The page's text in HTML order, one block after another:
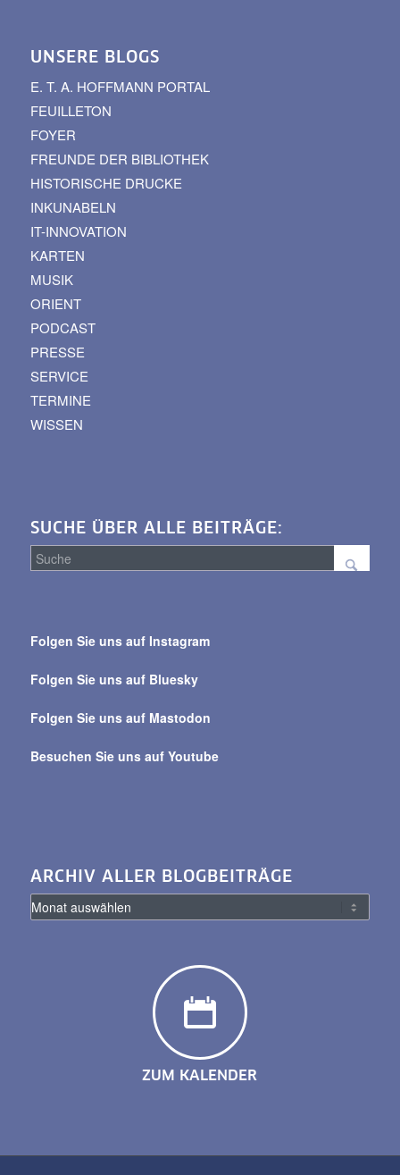
UNSERE BLOGS
E. T. A. HOFFMANN PORTAL
FEUILLETON
FOYER
FREUNDE DER BIBLIOTHEK
HISTORISCHE DRUCKE
INKUNABELN
IT-INNOVATION
KARTEN
MUSIK
ORIENT
PODCAST
PRESSE
SERVICE
TERMINE
WISSEN
SUCHE ÜBER ALLE BEITRÄGE:
alle
Folgen Sie uns auf Instagram
Folgen Sie uns auf Bluesky
Folgen Sie uns auf Mastodon
Besuchen Sie uns auf Youtube
ARCHIV ALLER BLOGBEITRÄGE
ZUM KALENDER